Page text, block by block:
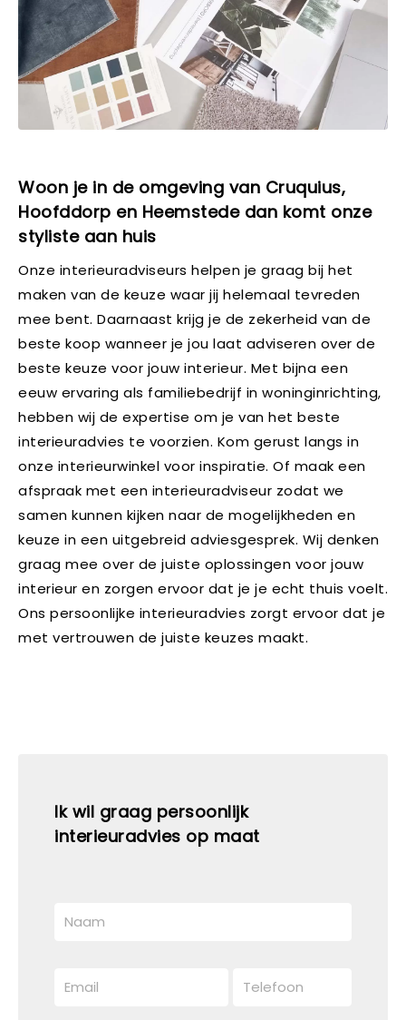
Woon je in de omgeving van Cruquius,
Hoofddorp en Heemstede dan komt onze
styliste aan huis
Onze interieuradviseurs helpen je graag bij het
maken van de keuze waar jij helemaal tevreden
mee bent. Daarnaast krijg je de zekerheid van de
beste koop wanneer je jou laat adviseren over de
beste keuze voor jouw interieur. Met bijna een
eeuw ervaring als familiebedrijf in woninginrichting,
hebben wij de expertise om je van het beste
interieuradvies te voorzien. Kom gerust langs in
onze interieurwinkel voor inspiratie. Of maak een
afspraak met een interieuradviseur zodat we
samen kunnen kijken naar de mogelijkheden en
keuze in een uitgebreid adviesgesprek. Wij denken
graag mee over de juiste oplossingen voor jouw
interieur en zorgen ervoor dat je je echt thuis voelt.
Ons persoonlijke interieuradvies zorgt ervoor dat je
met vertrouwen de juiste keuzes maakt.
Ik wil graag persoonlijk
interieuradvies op maat